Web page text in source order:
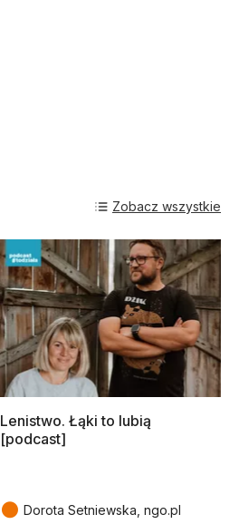
Lenistwo. Łąki to lubią
[podcast]
● Dorota Setniewska, ngo.pl
Zobacz wszystkie